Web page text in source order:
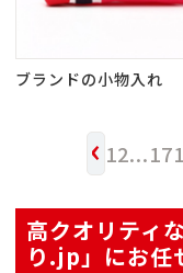
ブランドの小物入れ
‹ 12...17
高クオリティ
り.jp」にお任